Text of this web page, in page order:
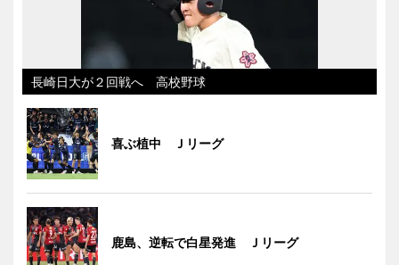
長崎日大が２回戦へ 高校野球
喜ぶ植中 Ｊリーグ
鹿島、逆転で白星発進 Ｊリーグ